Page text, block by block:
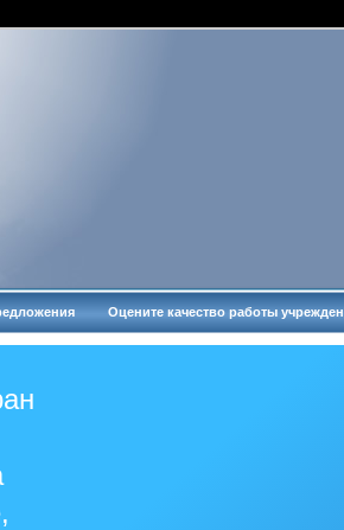
Оцените качество работы